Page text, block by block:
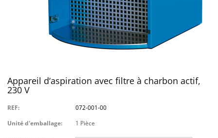
Appareil d‘aspiration avec filtre à charbon actif,
230 V
REF:
072-001-00
Unité d'emballage:
1 Pièce